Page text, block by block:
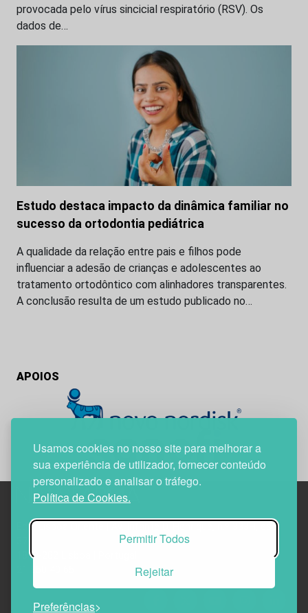
Usamos cookies no nosso site para melhorar a
sua experiência de utilizador, fornecer conteúdo
personalizado e analisar o tráfego.
Política de Cookies.
Permitir Todos
Rejeitar
Preferências
provocada pelo vírus sincicial respiratório (RSV). Os
dados de…
Estudo destaca impacto da dinâmica familiar no
sucesso da ortodontia pediátrica
A qualidade da relação entre pais e filhos pode
influenciar a adesão de crianças e adolescentes ao
tratamento ortodôntico com alinhadores transparentes.
A conclusão resulta de um estudo publicado no…
APOIOS
Edif. Lisboa Oriente | Av. Infante D. Henrique, n.º 333H, esc.
1800-282 Lisboa | Portugal